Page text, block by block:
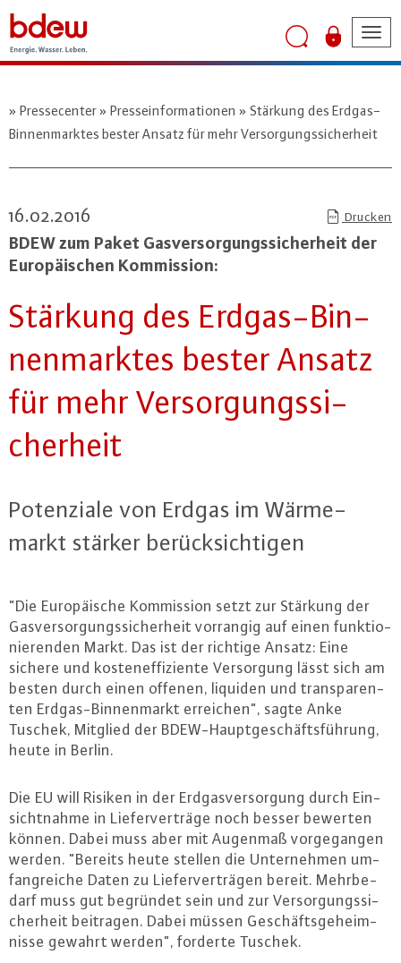
Pressecenter Presseinformationen
Stärkung des Erdgas-
Binnenmarktes bester Ansatz für mehr Versorgungssicherheit
16.02.2016 Drucken
BDEW zum Paket Gas­ver­sor­gungs­si­cher­heit der
Eu­ro­päi­schen Kom­mis­si­on:
Stärkung des Erd­gas-Bin­
nen­mark­tes bester Ansatz
für mehr Ver­sor­gungs­si­
cher­heit
Po­ten­zia­le von Erdgas im Wär­me­
markt stärker be­rück­sich­ti­gen
"Die Eu­ro­päi­sche Kom­mis­si­on setzt zur Stärkung der
Gas­ver­sor­gungs­si­cher­heit vorrangig auf einen funk­tio­
nie­ren­den Markt. Das ist der richtige Ansatz: Eine
sichere und kos­ten­ef­fi­zi­en­te Ver­sor­gung lässt sich am
besten durch einen offenen, liquiden und trans­pa­ren­
ten Erd­gas-Bin­nen­markt erreichen", sagte Anke
Tuschek, Mitglied der BDEW-Haupt­ge­schäfts­füh­rung,
heute in Berlin.
Die EU will Risiken in der Erd­gas­ver­sor­gung durch Ein­
sicht­nah­me in Lie­fer­ver­trä­ge noch besser bewerten
können. Dabei muss aber mit Augenmaß vor­ge­gan­gen
werden. "Bereits heute stellen die Un­ter­neh­men um­
fang­rei­che Daten zu Lie­fer­ver­trä­gen bereit. Mehr­be­
darf muss gut begründet sein und zur Ver­sor­gungs­si­
cher­heit beitragen. Dabei müssen Ge­schäfts­ge­heim­
nis­se gewahrt werden", forderte Tuschek.